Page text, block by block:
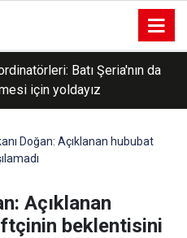
Batı Şeria'nın da
için yoldayız
Stocker 10 Ağustos’ta
Doğan: Açıklanan hububat
Açıklanan
beklentisini